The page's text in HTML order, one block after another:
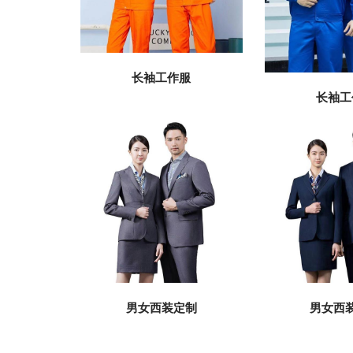
长袖工作服
长袖
男女西装定制 男女西